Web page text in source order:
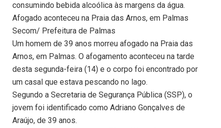
consumindo bebida alcoólica às margens da água.
Afogado aconteceu na Praia das Arnos, em Palmas
Secom/ Prefeitura de Palmas
Um homem de 39 anos morreu afogado na Praia das
Arnos, em Palmas. O afogamento aconteceu na tarde
desta segunda-feira (14) e o corpo foi encontrado por
um casal que estava pescando no lago.
Segundo a Secretaria de Segurança Pública (SSP), o
jovem foi identificado como Adriano Gonçalves de
Araújo, de 39 anos.